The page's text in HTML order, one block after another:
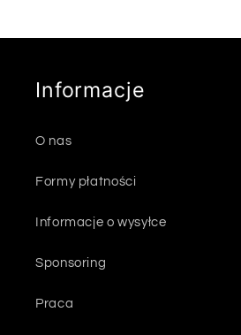
Informacje
O nas
Formy płatności
Informacje o wysyłce
Sponsoring
Praca